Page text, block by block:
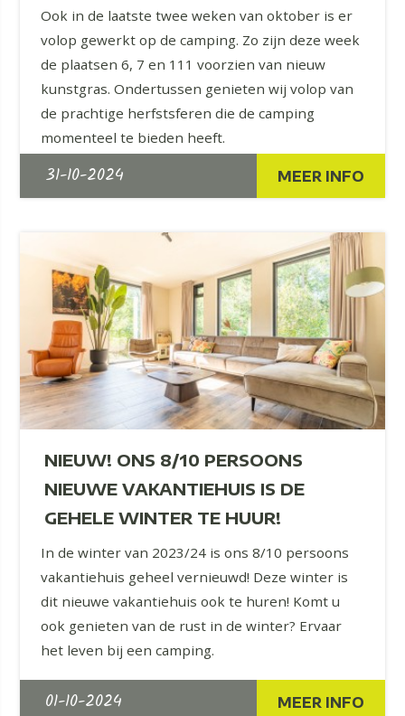
Ook in de laatste twee weken van oktober is er
volop gewerkt op de camping. Zo zijn deze week
de plaatsen 6, 7 en 111 voorzien van nieuw
kunstgras. Ondertussen genieten wij volop van
de prachtige herfstsferen die de camping
momenteel te bieden heeft.
31-10-2024 MEER INFO
NIEUW! ONS 8/10 PERSOONS
NIEUWE VAKANTIEHUIS IS DE
GEHELE WINTER TE HUUR!
In de winter van 2023/24 is ons 8/10 persoons
vakantiehuis geheel vernieuwd! Deze winter is
dit nieuwe vakantiehuis ook te huren! Komt u
ook genieten van de rust in de winter? Ervaar
het leven bij een camping.
01-10-2024 MEER INFO